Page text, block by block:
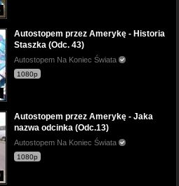
Autostopem przez Amerykę - Historia
Staszka (Odc. 43)
Autostopem Na Koniec Świata
1080p
Autostopem przez Amerykę - Jaka
nazwa odcinka (Odc.13)
Autostopem Na Koniec Świata
1080p